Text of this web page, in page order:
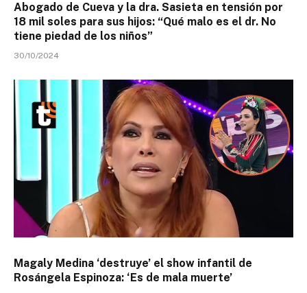
Abogado de Cueva y la dra. Sasieta en tensión por
18 mil soles para sus hijos: “Qué malo es el dr. No
tiene piedad de los niños”
30/10/2024
Magaly Medina ‘destruye’ el show infantil de
Rosángela Espinoza: ‘Es de mala muerte’